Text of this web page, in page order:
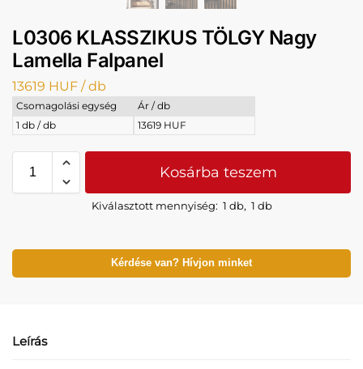
L0306 KLASSZIKUS TÖLGY Nagy
Lamella Falpanel
13619 HUF / db
Csomagolási egység
Ár / db
1 db / db
13619 HUF
Kosárba teszem
Kiválasztott mennyiség: 1 db, 1 db
Kérdése van? Hívjon minket
Leírás